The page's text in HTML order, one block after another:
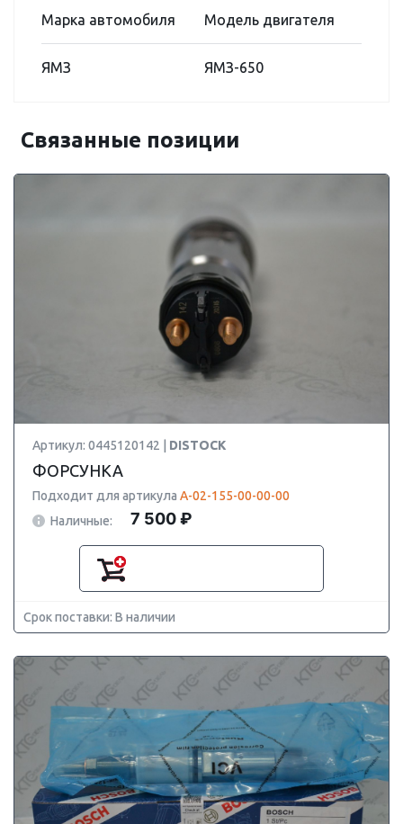
Марка автомобиля Модель двигателя
ЯМЗ ЯМЗ-650
Связанные позиции
Артикул: 0445120142 | DISTOCK
ФОРСУНКА
Подходит для артикула А-02-155-00-00-00
Наличные:
7 500 ₽
Срок поставки: В наличии